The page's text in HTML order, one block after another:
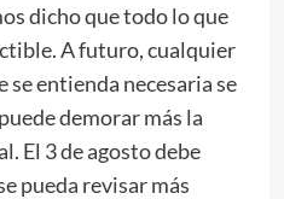
dicho que todo lo que
A futuro, cualquier
entienda necesaria se
demorar más la
El 3 de agosto debe
pueda revisar más